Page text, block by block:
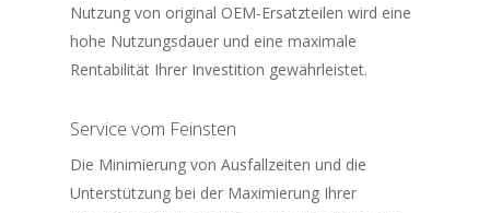
Nutzung von original OEM-Ersatzteilen wird eine
hohe Nutzungsdauer und eine maximale
Rentabilität Ihrer Investition gewährleistet.
Service vom Feinsten
Die Minimierung von Ausfallzeiten und die
Unterstützung bei der Maximierung Ihrer